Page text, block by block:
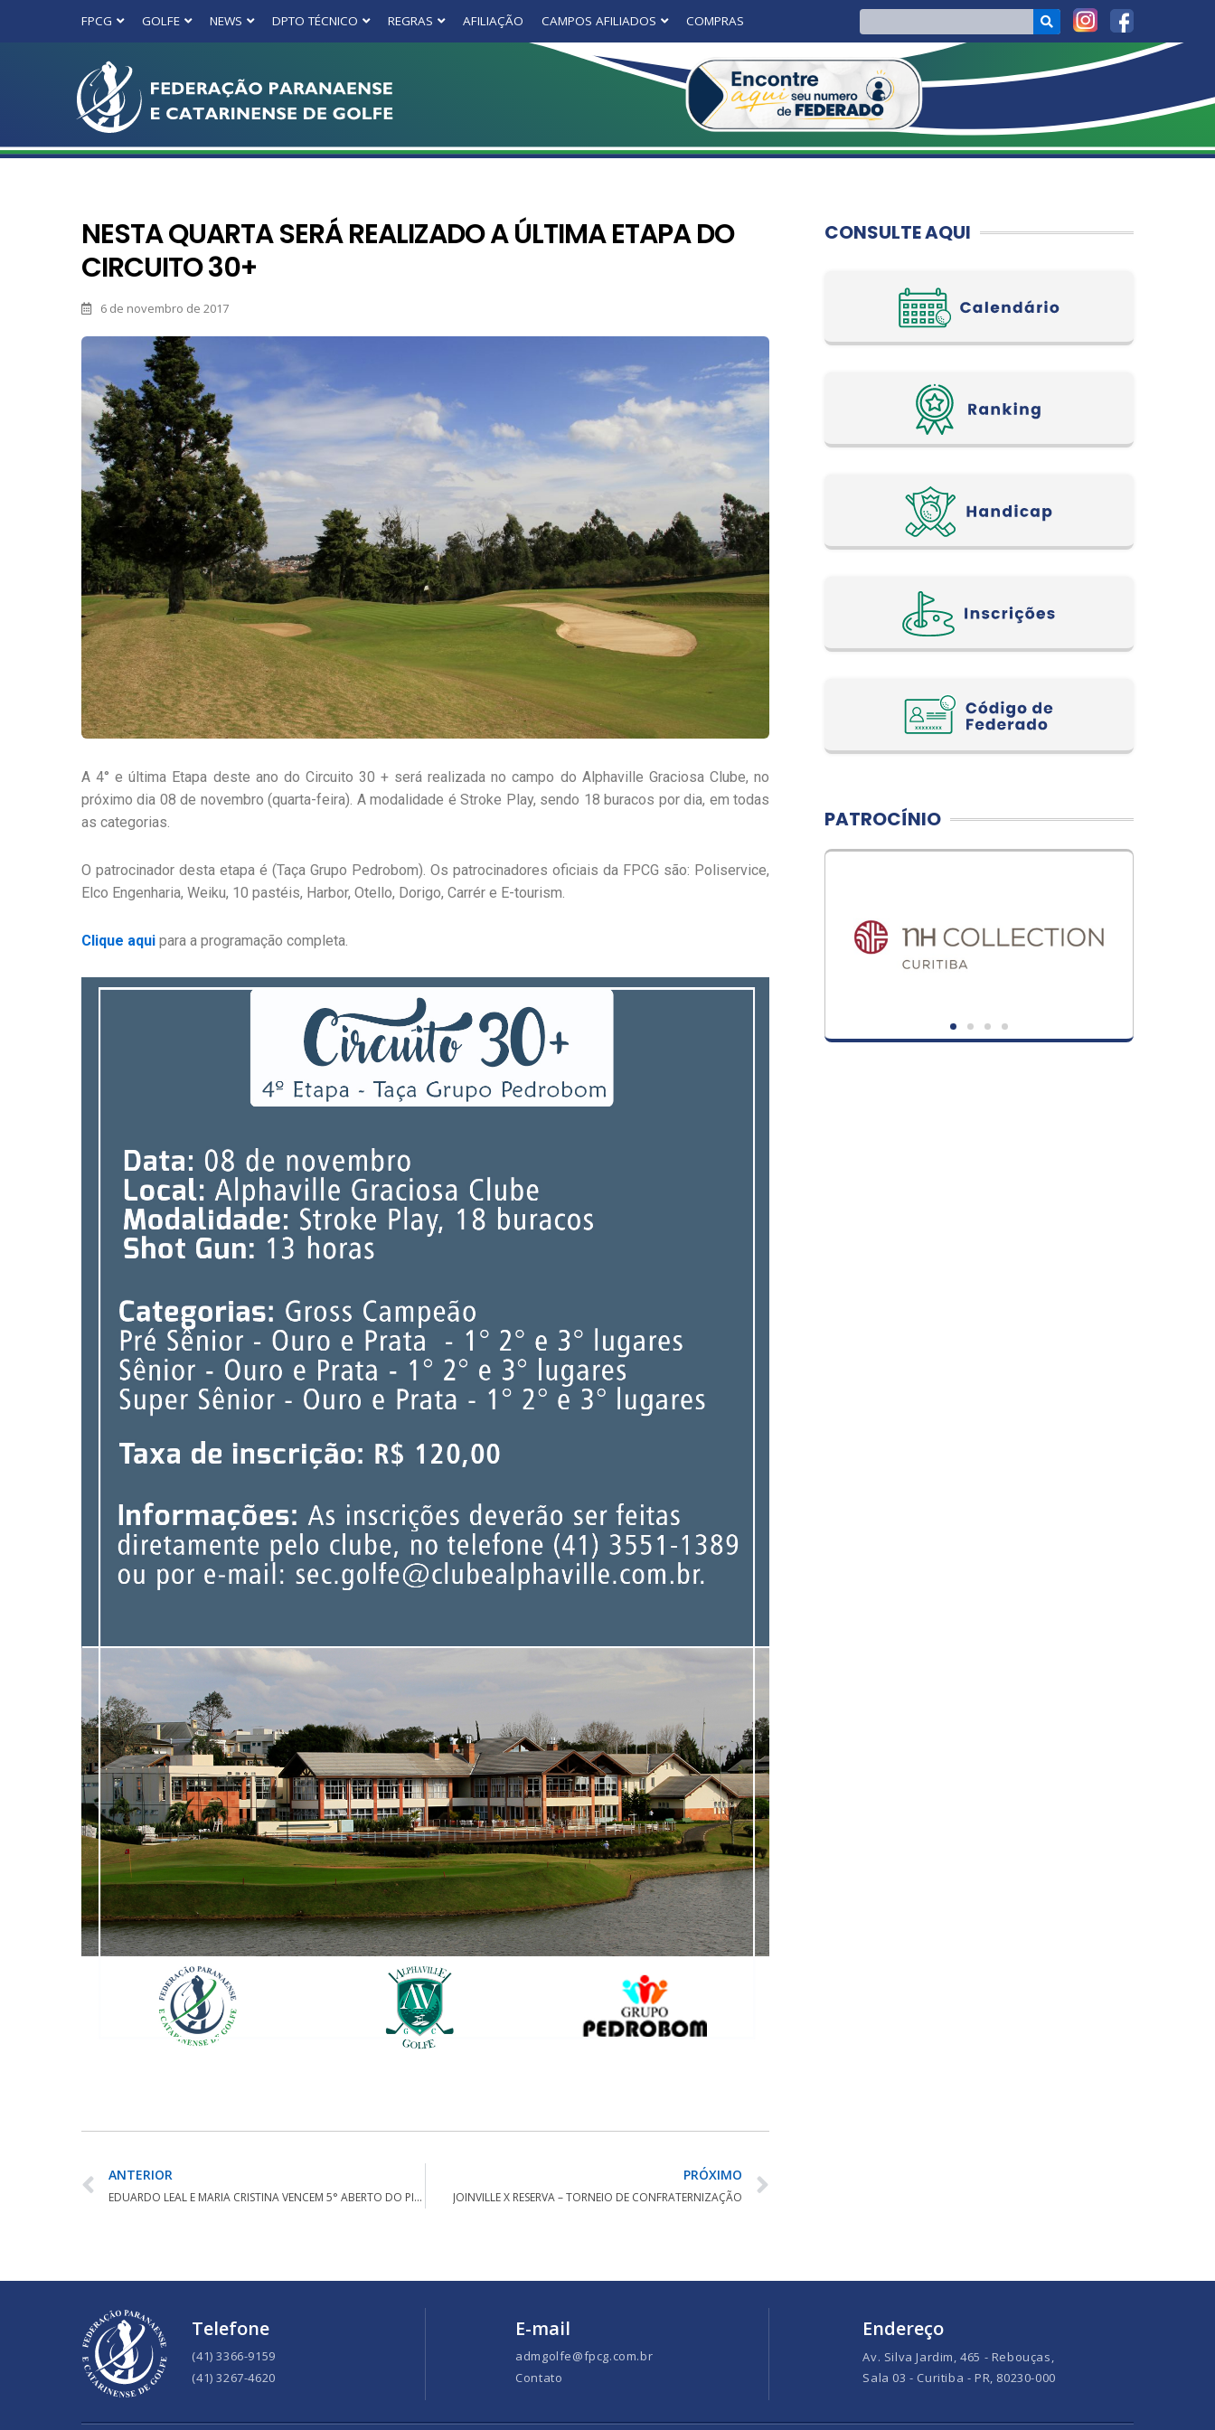
FPCG GOLFE NEWS DPTO TÉCNICO REGRAS AFILIAÇÃO CAMPOS AFILIADOS COMPRAS
NESTA QUARTA SERÁ REALIZADO A ÚLTIMA ETAPA DO
CIRCUITO 30+
6 de novembro de 2017
A 4° e última Etapa deste ano do Circuito 30 + será realizada no campo do Alphaville Graciosa Clube, no
próximo dia 08 de novembro (quarta-feira). A modalidade é Stroke Play, sendo 18 buracos por dia, em todas
as categorias.
O patrocinador desta etapa é (Taça Grupo Pedrobom). Os patrocinadores oficiais da FPCG são: Poliservice,
Elco Engenharia, Weiku, 10 pastéis, Harbor, Otello, Dorigo, Carrér e E-tourism.
Clique aqui para a programação completa.
ANTERIOR
EDUARDO LEAL E MARIA CRISTINA VENCEM 5° ABERTO DO PINE HILL
PRÓXIMO
JOINVILLE X RESERVA – TORNEIO DE CONFRATERNIZAÇÃO
CONSULTE AQUI
PATROCÍNIO
Telefone
(41) 3366-9159
(41) 3267-4620
E-mail
admgolfe@fpcg.com.br
Contato
Endereço
Av. Silva Jardim, 465 - Rebouças,
Sala 03 - Curitiba - PR, 80230-000